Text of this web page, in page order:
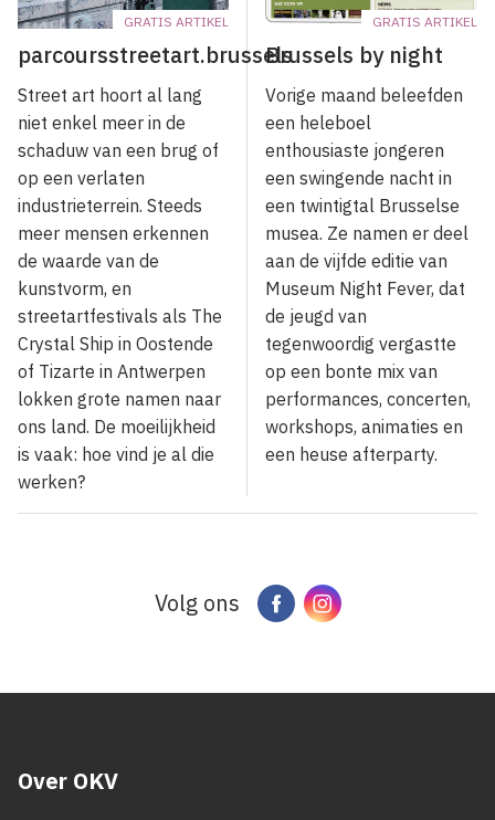
GRATIS ARTIKEL
parcoursstreetart.brussels
Street art hoort al lang
niet enkel meer in de
schaduw van een brug of
op een verlaten
industrieterrein. Steeds
meer mensen erkennen
de waarde van de
kunstvorm, en
streetartfestivals als The
Crystal Ship in Oostende
of Tizarte in Antwerpen
lokken grote namen naar
ons land. De moeilijkheid
is vaak: hoe vind je al die
werken?
GRATIS ARTIKEL
Brussels by night
Vorige maand beleefden
een heleboel
enthousiaste jongeren
een swingende nacht in
een twintigtal Brusselse
musea. Ze namen er deel
aan de vijfde editie van
Museum Night Fever, dat
de jeugd van
tegenwoordig vergastte
op een bonte mix van
performances, concerten,
workshops, animaties en
een heuse afterparty.
Volg ons FacebookInstagram
Over OKV